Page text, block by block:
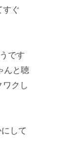
すぐ
です
んと聴
ワクし
して